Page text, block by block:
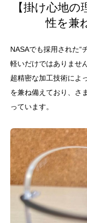
【掛け心地
性を兼
NASAでも採用された“
軽いだけではありません
超精密な加工技術によ
を兼ね備えており、さ
っています。